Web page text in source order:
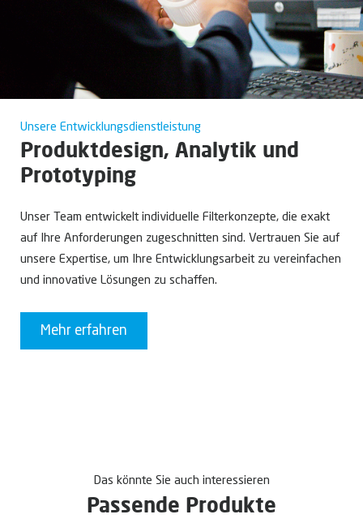
Unsere Entwicklungsdienstleistung
Produktdesign, Analytik und
Prototyping
Unser Team entwickelt individuelle Filterkonzepte, die exakt
auf Ihre Anforderungen zugeschnitten sind. Vertrauen Sie auf
unsere Expertise, um Ihre Entwicklungsarbeit zu vereinfachen
und innovative Lösungen zu schaffen.
Mehr erfahren
Das könnte Sie auch interessieren
Passende Produkte